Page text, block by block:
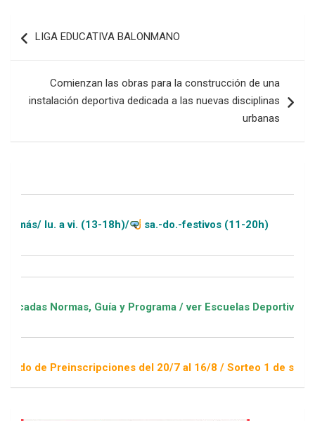
de
LIGA EDUCATIVA BALONMANO
Comienzan las obras para la construcción de una
instalación deportiva dedicada a las nuevas disciplinas
urbanas
a vi. (13-18h)/ sa.-do.-festivos (11-20h)
Guía y Programa / ver Escuelas Deportivas
del 20/7 al 16/8 / Sorteo 1 de septiembre